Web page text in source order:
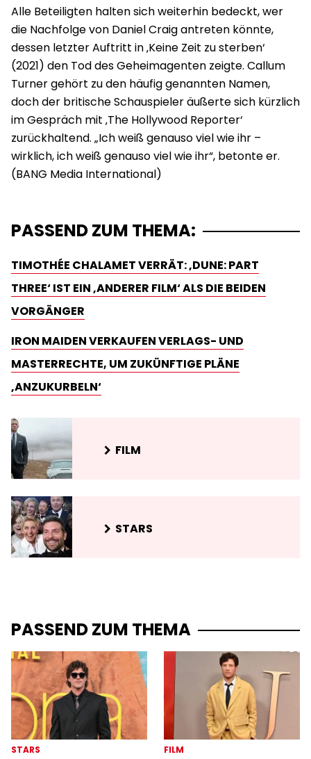
Alle Beteiligten halten sich weiterhin bedeckt, wer
die Nachfolge von Daniel Craig antreten könnte,
dessen letzter Auftritt in ‚Keine Zeit zu sterben‘
(2021) den Tod des Geheimagenten zeigte. Callum
Turner gehört zu den häufig genannten Namen,
doch der britische Schauspieler äußerte sich kürzlich
im Gespräch mit ‚The Hollywood Reporter‘
zurückhaltend. „Ich weiß genauso viel wie ihr –
wirklich, ich weiß genauso viel wie ihr“, betonte er.
PASSEND ZUM THEMA:
TIMOTHÉE CHALAMET VERRÄT: ‚DUNE: PART
THREE‘ IST EIN ‚ANDERER FILM‘ ALS DIE BEIDEN
VORGÄNGER
IRON MAIDEN VERKAUFEN VERLAGS- UND
MASTERRECHTE, UM ZUKÜNFTIGE PLÄNE
‚ANZUKURBELN‘
FILM
STARS
PASSEND ZUM THEMA
STARS FILM